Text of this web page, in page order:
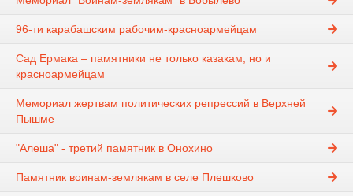
96-ти карабашским рабочим-красноармейцам
Сад Ермака – памятники не только казакам, но и
красноармейцам
Мемориал жертвам политических репрессий в Верхней
Пышме
"Алеша" - третий памятник в Онохино
Памятник воинам-землякам в селе Плешково